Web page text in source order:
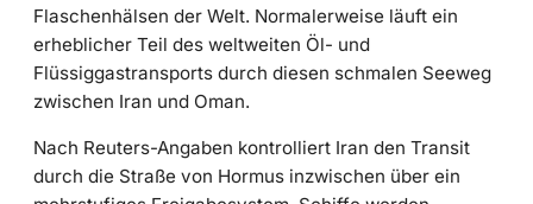
Flaschenhälsen der Welt. Normalerweise läuft ein
erheblicher Teil des weltweiten Öl- und
Flüssiggastransports durch diesen schmalen Seeweg
zwischen Iran und Oman.
Nach Reuters-Angaben kontrolliert Iran den Transit
durch die Straße von Hormus inzwischen über ein